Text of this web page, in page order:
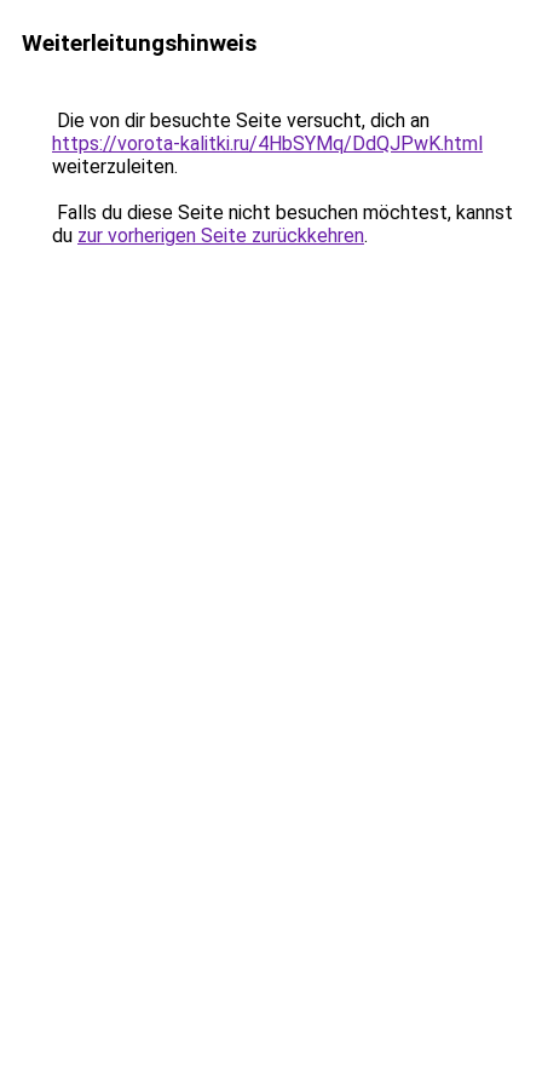
Weiterleitungshinweis
Die von dir besuchte Seite versucht, dich an
https://vorota-kalitki.ru/4HbSYMq/DdQJPwK.html
weiterzuleiten.
Falls du diese Seite nicht besuchen möchtest, kannst
du zur vorherigen Seite zurückkehren.